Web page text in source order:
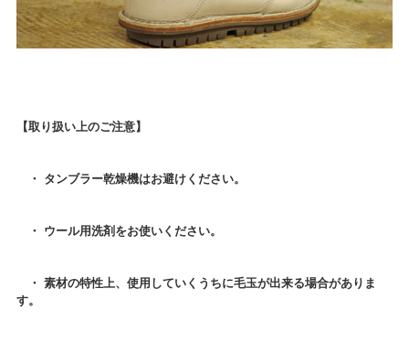
【取り扱い上のご注意】
・ タンブラー乾燥機はお避けください。
・ ウール用洗剤をお使いください。
・ 素材の特性上、使用していくうちに毛玉が出来る場合がありま
す。